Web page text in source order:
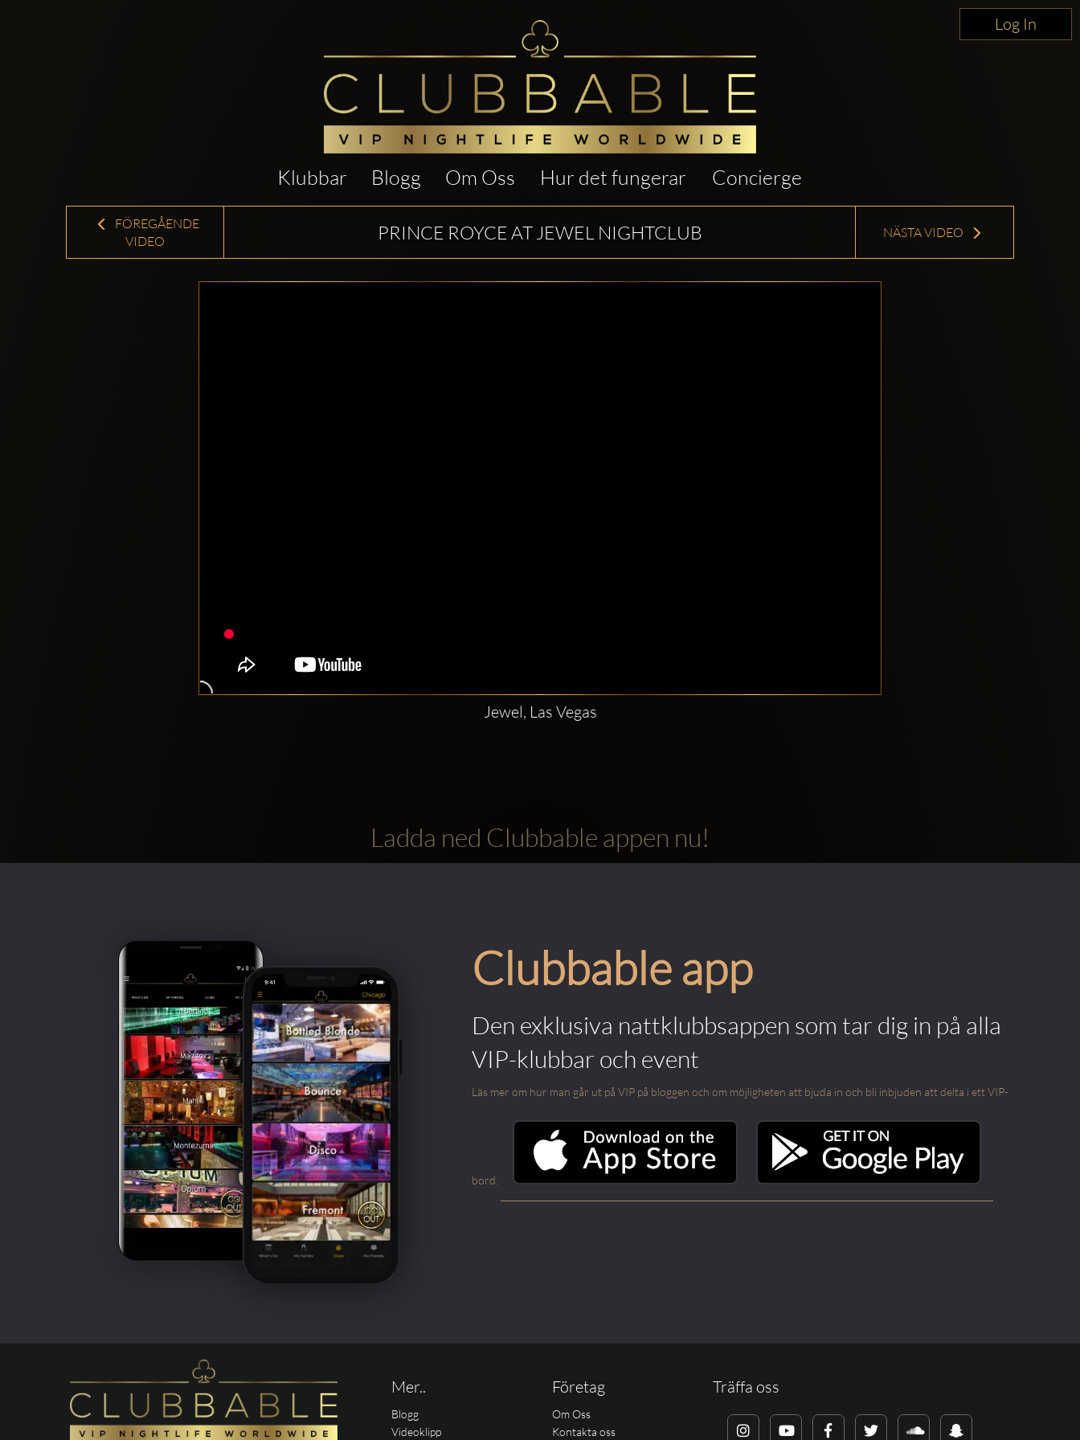
Log In
Klubbar Blogg Om Oss Hur det fungerar Concierge
FÖREGÅENDE
VIDEO
PRINCE ROYCE AT JEWEL NIGHTCLUB NÄSTA VIDEO
Jewel, Las Vegas
Ladda ned Clubbable appen nu!
Clubbable app
Den exklusiva nattklubbsappen som tar dig in på alla
VIP-klubbar och event
Läs mer om hur man går ut på VIP på bloggen och om möjligheten att bjuda in och bli inbjuden att delta i ett VIP-
bord.
Mer..
Blogg
Videoklipp
Företag
Om Oss
Kontakta oss
Träffa oss